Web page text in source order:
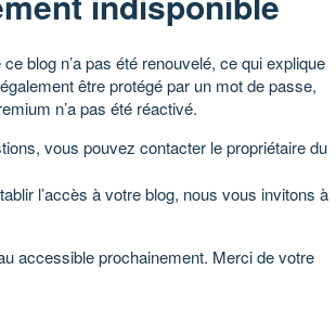
blog n’a pas été renouvelé, ce qui explique
être protégé par un mot de passe,
n’a pas été réactivé.
vous pouvez contacter le propriétaire du
l’accès à votre blog, nous vous invitons à
accessible prochainement. Merci de votre